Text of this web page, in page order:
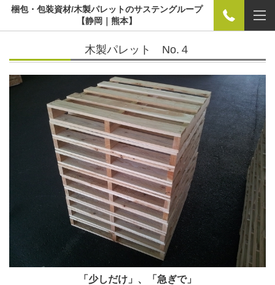
梱包・包装資材/木製パレットのサステングループ
【静岡｜熊本】
木製パレット No.４
「少しだけ」、「急ぎで」